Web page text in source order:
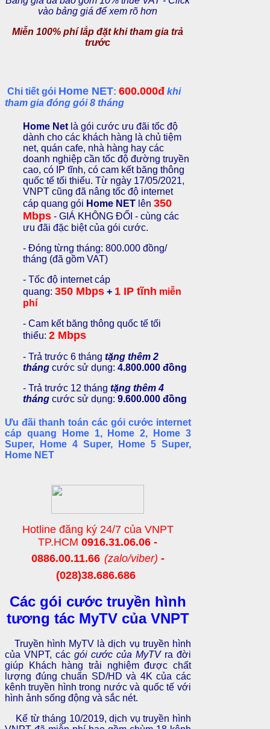
vào bảng giá để xem rõ hơn
Miễn 100% phí lắp đặt khi tham gia trả
trước
Chi tiết gói Home NET: 600.000đ khi
tham gia đóng gói 8 tháng
Home Net là gói cước ưu đãi tốc độ
dành cho các khách hàng là chủ tiệm
net, quán cafe, nhà hàng hay các
doanh nghiệp cần tốc độ đường truyền
cao, có IP tĩnh, có cam kết băng thông
quốc tế tối thiểu. Từ ngày 17/05/2021,
VNPT cũng đã nâng tốc độ internet
cáp quang gói Home NET lên 350
Mbps - GIÁ KHÔNG ĐỔI - cùng các
ưu đãi đặc biệt của gói cước.
- Đóng từng tháng: 800.000 đồng/
tháng (đã gồm VAT)
- Tốc độ internet cáp
quang: 350 Mbps + 1 IP tĩnh miễn
phí
- Cam kết băng thông quốc tế tối
thiểu: 2 Mbps
- Trả trước 6 tháng tặng thêm 2
tháng cước sử dụng: 4.800.000 đồng
- Trả trước 12 tháng tặng thêm 4
tháng cước sử dụng: 9.600.000 đồng
Ưu đãi thanh toán các gói cước internet
cáp quang Home 1, Home 2, Home 3
Super, Home 4 Super, Home 5 Super,
Home NET
Hotline đăng ký 24/7 của VNPT
TP.HCM 0916.31.06.06 -
0886.00.11.66 (zalo/viber) -
(028)38.686.686
Các gói cước truyền hình
tương tác MyTV của VNPT
Truyền hình MyTV là dịch vụ truyền hình
của VNPT, các gói cước của MyTVra đời
giúp Khách hàng trải nghiệm được chất
lượng đúng chuẩn SD/HD và 4K của các
kênh truyền hình trong nước và quốc tế với
hình ảnh sống động và sắc nét.
Kể từ tháng 10/2019, dịch vụ truyền hình